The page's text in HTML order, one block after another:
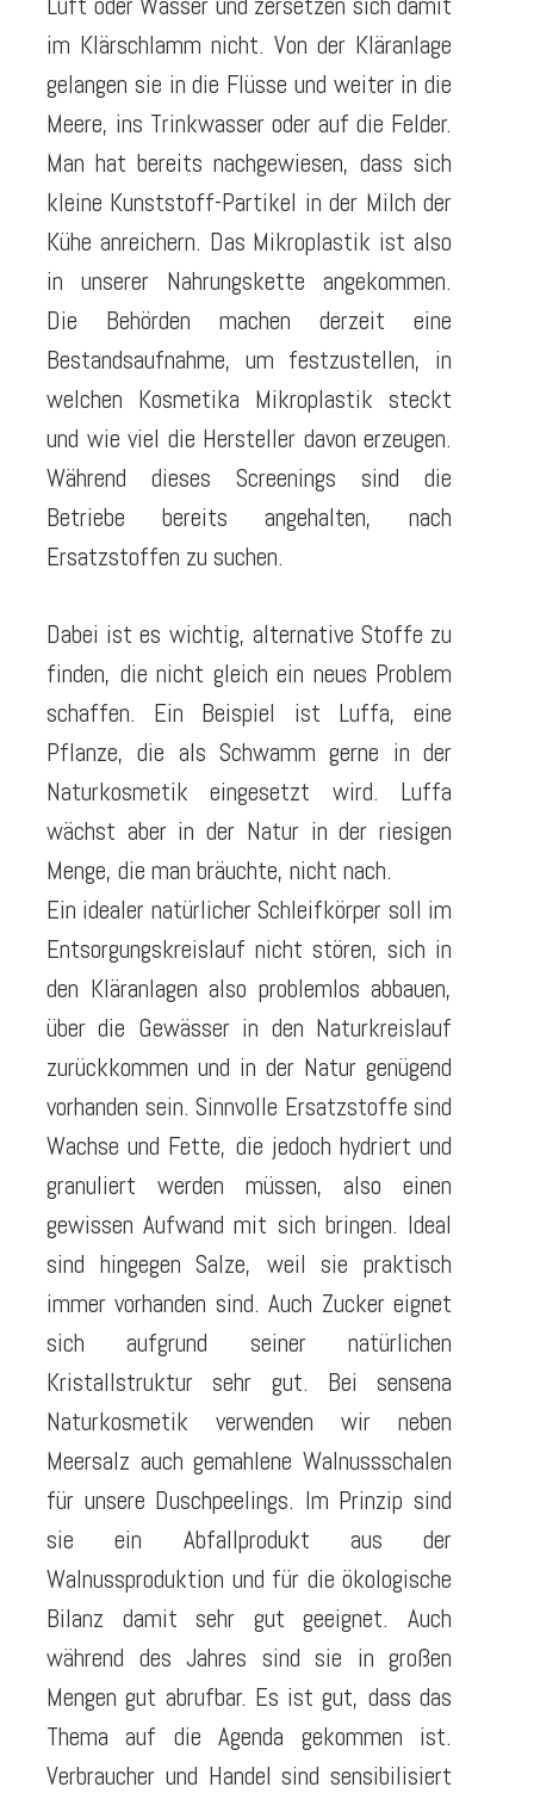
im Klärschlamm nicht. Von der Kläranlage
gelangen sie in die Flüsse und weiter in die
Meere, ins Trinkwasser oder auf die Felder.
Man hat bereits nachgewiesen, dass sich
kleine Kunststoff-Partikel in der Milch der
Kühe anreichern. Das Mikroplastik ist also
in unserer Nahrungskette angekommen.
Die Behörden machen derzeit eine
Bestandsaufnahme, um festzustellen, in
welchen Kosmetika Mikroplastik steckt
und wie viel die Hersteller davon erzeugen.
Während dieses Screenings sind die
Betriebe bereits angehalten, nach
Ersatzstoffen zu suchen.
Dabei ist es wichtig, alternative Stoffe zu
finden, die nicht gleich ein neues Problem
schaffen. Ein Beispiel ist Luffa, eine
Pflanze, die als Schwamm gerne in der
Naturkosmetik eingesetzt wird. Luffa
wächst aber in der Natur in der riesigen
Menge, die man bräuchte, nicht nach.
Ein idealer natürlicher Schleifkörper soll im
Entsorgungskreislauf nicht stören, sich in
den Kläranlagen also problemlos abbauen,
über die Gewässer in den Naturkreislauf
zurückkommen und in der Natur genügend
vorhanden sein. Sinnvolle Ersatzstoffe sind
Wachse und Fette, die jedoch hydriert und
granuliert werden müssen, also einen
gewissen Aufwand mit sich bringen. Ideal
sind hingegen Salze, weil sie praktisch
immer vorhanden sind. Auch Zucker eignet
sich aufgrund seiner natürlichen
Kristallstruktur sehr gut. Bei sensena
Naturkosmetik verwenden wir neben
Meersalz auch gemahlene Walnussschalen
für unsere Duschpeelings. Im Prinzip sind
sie ein Abfallprodukt aus der
Walnussproduktion und für die ökologische
Bilanz damit sehr gut geeignet. Auch
während des Jahres sind sie in großen
Mengen gut abrufbar. Es ist gut, dass das
Thema auf die Agenda gekommen ist.
Verbraucher und Handel sind sensibilisiert